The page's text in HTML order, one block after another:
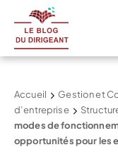
Accueil Gestion et
d’entreprise
modes de
opportunités pour les